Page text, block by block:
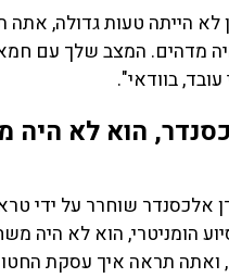
הייתה טעות גדולה, אתה
מדהים. המצב שלך עם
בוודאי".
הוא לא היה
אלכסנדר שוחרר על ידי
הומניטרי, הוא לא היה
ואתה תראה איך עסקת